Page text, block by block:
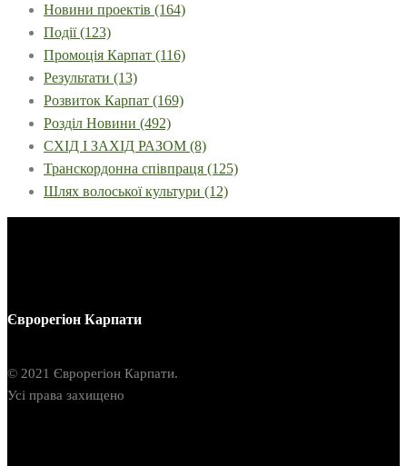
Новини проектів (164)
Події(123)
Промоція Карпат (116)
Результати (13)
Розвиток Карпат (169)
Розділ Новини (492)
СХІД І ЗАХІД РАЗОМ (8)
Транскордонна співпраця (125)
Шлях волоської культури (12)
Єврорегіон Карпати
© 2021 Єврорегіон Карпати.
Усі права захищено